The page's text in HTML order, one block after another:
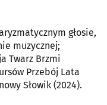
głosie,
muzycznej;
Twarz Brzmi
Przebój Lata
Słowik (2024).